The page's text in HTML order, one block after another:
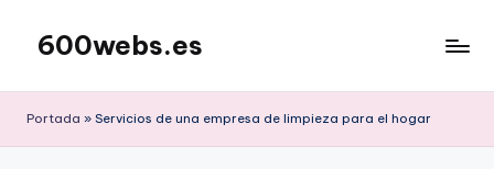
Saltar
contenido
600webs.es
Portada » Servicios de una empresa de limpieza para el hogar